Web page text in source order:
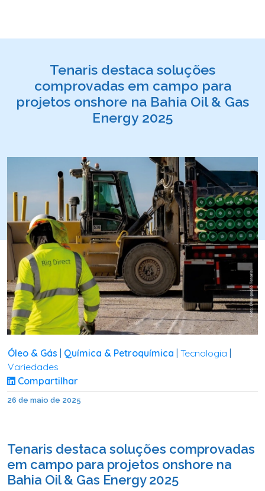
Tenaris destaca soluções
comprovadas em campo para
projetos onshore na Bahia Oil & Gas
Energy 2025
Óleo & Gás Química & Petroquímica Tecnologia
Variedades
Compartilhar
26 de maio de 2025
Tenaris destaca soluções comprovadas
em campo para projetos onshore na
Bahia Oil & Gas Energy 2025